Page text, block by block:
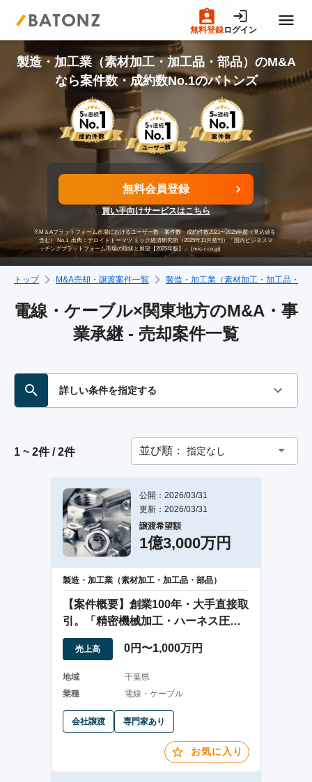
無料登録ログイン
トップページ
M&A案件一覧
売りたい方へ
買いたい方へ
成約事例
M&A専門家の方へ
製造・加工業（素材加工・加工品・部品）のM&A
なら案件数・成約数No.1のバトンズ
無料会員登録
買い手向けサービスはこちら
※M＆Aプラットフォーム市場におけるユーザー数・案件数・成約件数2021〜2025年度（見込値を
含む） No.1 出典：デロイトトーマツ ミック経済研究所（2025年11月発刊）「国内ビジネスマ
ッチングプラットフォーム市場の現状と展望【2025年版】」 (mic-r.co.jp)
トップ M&A売却・譲渡案件一覧 製造・加工業（素材加工・加工品・部
電線・ケーブル×関東地方のM&A・事
業承継 - 売却案件一覧
詳しい条件を指定する
1 ~ 2件 / 2件 並び順： 指定なし
公開：2026/03/31
更新：2026/03/31
譲渡希望額
1億3,000万円
製造・加工業（素材加工・加工品・部品）
【案件概要】創業100年・大手直接取
引。「精密機械加工・ハーネス圧
着」
売上高 0円〜1,000万円
地域
千葉県
業種
電線・ケーブル
会社譲渡 専門家あり
お気に入り